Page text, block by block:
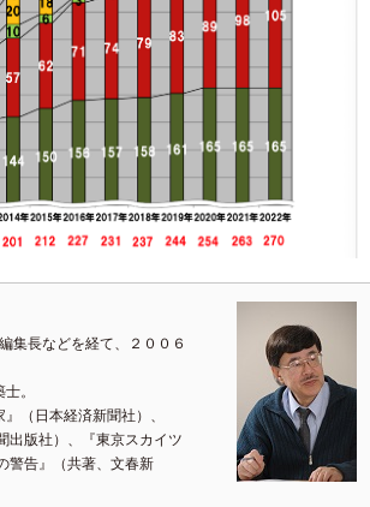
集長などを経て、２００６
。
（日本経済新聞社）、
出版社）、『東京スカイツ
警告』（共著、文春新